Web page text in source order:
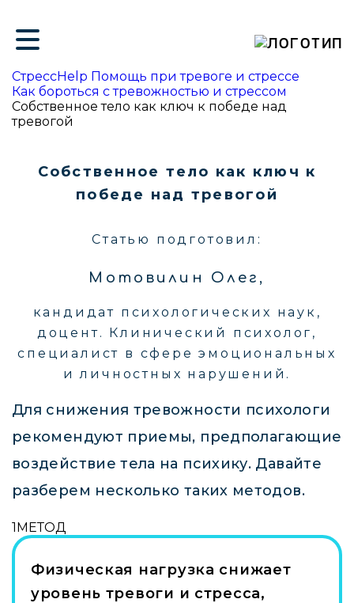
СтрессHelp Помощь при тревоге и стрессе
Как бороться с тревожностью и стрессом
Собственное тело как ключ к победе над
тревогой
Собственное тело как ключ к
победе над тревогой
Статью подготовил:
Мотовилин Олег,
кандидат психологических наук,
доцент. Клинический психолог,
специалист в сфере эмоциональных
и личностных нарушений.
Для снижения тревожности психологи
рекомендуют приемы, предполагающие
воздействие тела на психику. Давайте
разберем несколько таких методов.
1МЕТОД
Физическая нагрузка снижает
уровень тревоги и стресса,